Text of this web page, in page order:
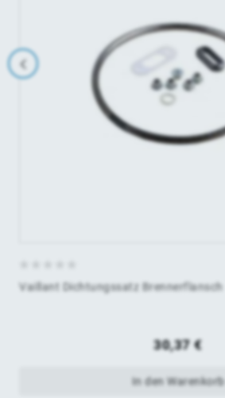
Vaillant Dichtungssatz Brennerflansch
30,37€
In den Warenkorb